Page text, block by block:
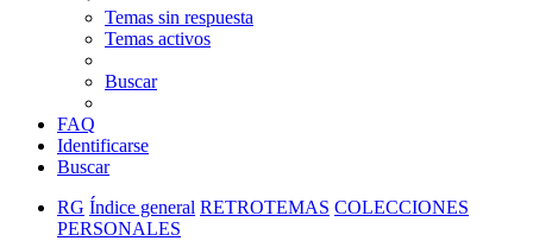
Temas sin respuesta
Temas activos
Buscar
FAQ
Identificarse
Buscar
RG Índice general RETROTEMAS COLECCIONES
PERSONALES